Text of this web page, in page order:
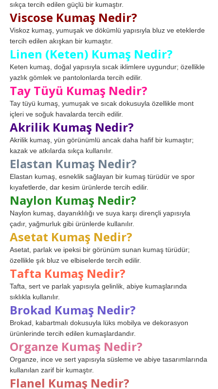
sıkça tercih edilen güçlü bir kumaştır.
Viscose Kumaş Nedir?
Viskoz kumaş, yumuşak ve dökümlü yapısıyla bluz ve eteklerde
tercih edilen akışkan bir kumaştır.
Linen (Keten) Kumaş Nedir?
Keten kumaş, doğal yapısıyla sıcak iklimlere uygundur; özellikle
yazlık gömlek ve pantolonlarda tercih edilir.
Tay Tüyü Kumaş Nedir?
Tay tüyü kumaş, yumuşak ve sıcak dokusuyla özellikle mont
içleri ve soğuk havalarda tercih edilir.
Akrilik Kumaş Nedir?
Akrilik kumaş, yün görünümlü ancak daha hafif bir kumaştır;
kazak ve atkılarda sıkça kullanılır.
Elastan Kumaş Nedir?
Elastan kumaş, esneklik sağlayan bir kumaş türüdür ve spor
kıyafetlerde, dar kesim ürünlerde tercih edilir.
Naylon Kumaş Nedir?
Naylon kumaş, dayanıklılığı ve suya karşı dirençli yapısıyla
çadır, yağmurluk gibi ürünlerde kullanılır.
Asetat Kumaş Nedir?
Asetat, parlak ve ipeksi bir görünüm sunan kumaş türüdür;
özellikle şık bluz ve elbiselerde tercih edilir.
Tafta Kumaş Nedir?
Tafta, sert ve parlak yapısıyla gelinlik, abiye kumaşlarında
sıklıkla kullanılır.
Brokad Kumaş Nedir?
Brokad, kabartmalı dokusuyla lüks mobilya ve dekorasyon
ürünlerinde tercih edilen kumaşlardandır.
Organze Kumaş Nedir?
Organze, ince ve sert yapısıyla süsleme ve abiye tasarımlarında
kullanılan zarif bir kumaştır.
Flanel Kumaş Nedir?